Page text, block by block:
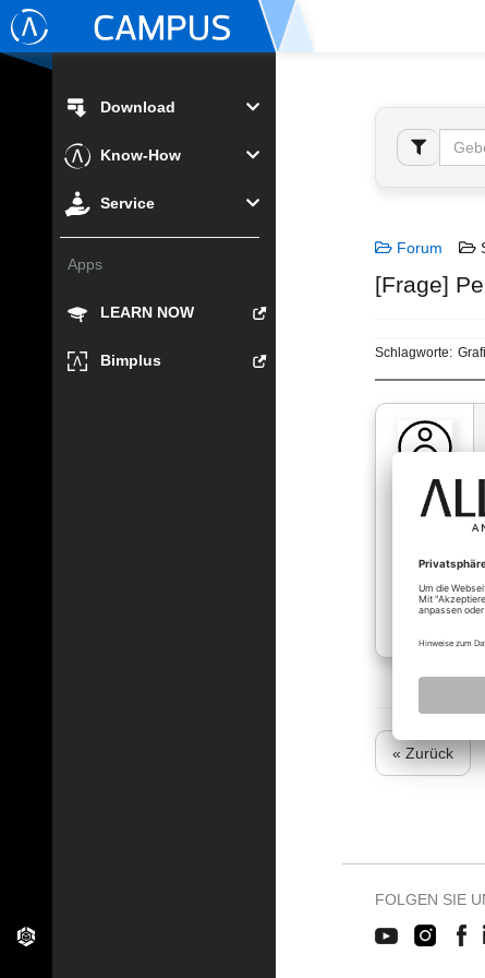
Download
Know-How
Service
Apps
LEARN NOW
Bimplus
Forum
[Frage]
Schlagworte:
« Zurück
FOLGEN SIE